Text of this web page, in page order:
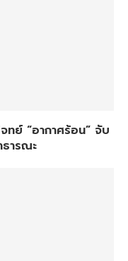
ทย์ “อากาศร้อน” จับ
ารณะ